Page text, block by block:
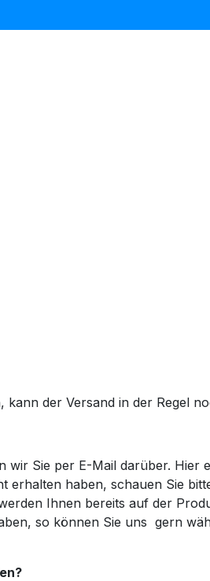
der Versand in der Regel
Sie per E-Mail darüber. Hier
erhalten haben, schauen Sie
Ihnen bereits auf der
so können Sie uns gern